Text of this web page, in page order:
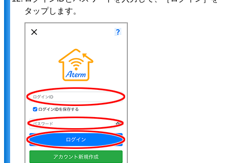
タップします。